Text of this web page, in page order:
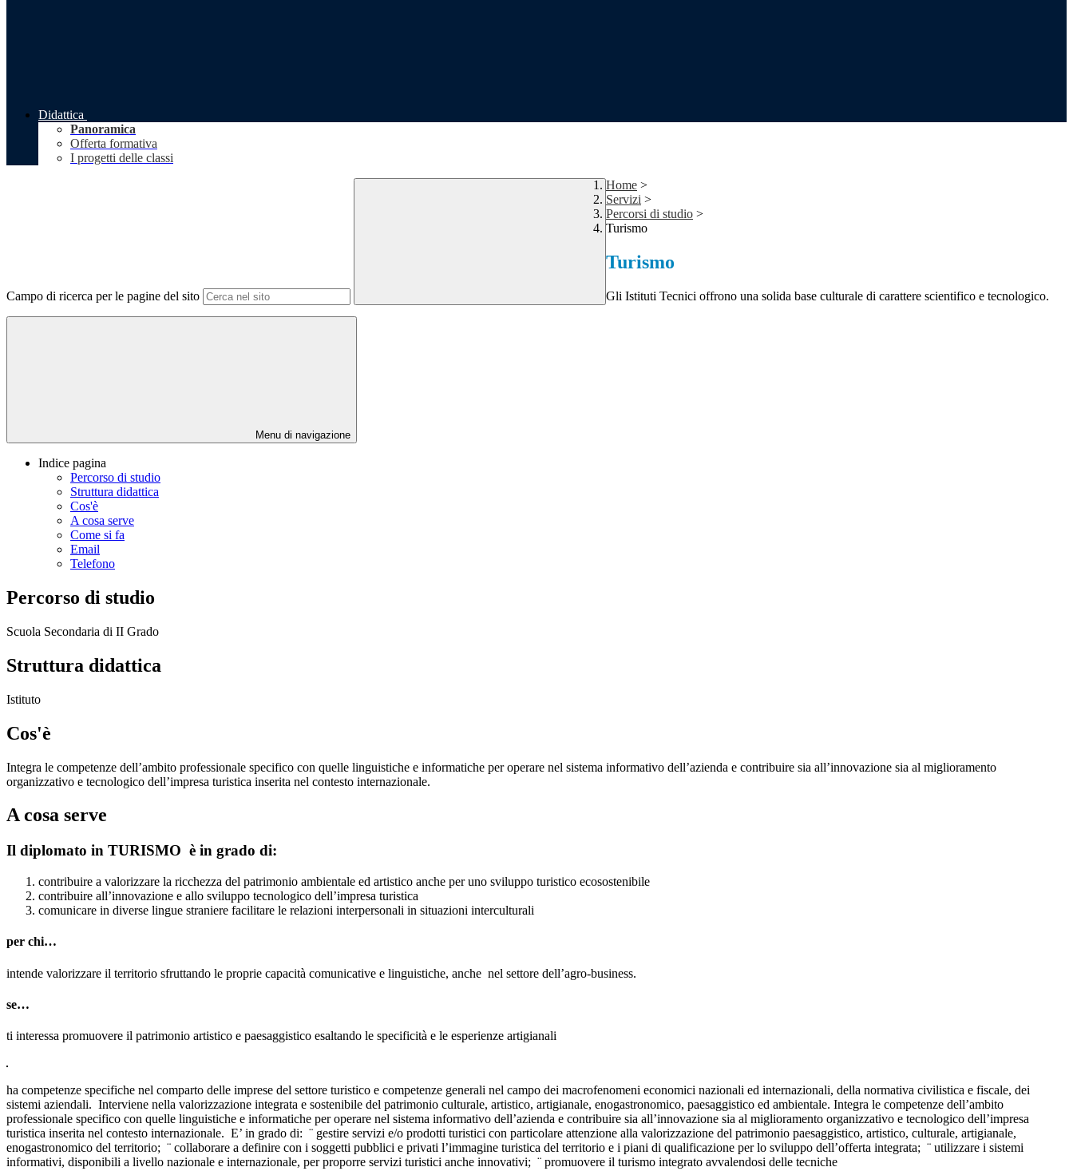
Didattica
Panoramica
Offerta formativa
I progetti delle classi
Campo di ricerca per le pagine del sito
Home >
Servizi >
Percorsi di studio >
Turismo
Turismo
Gli Istituti Tecnici offrono una solida base culturale di carattere scientifico e tecnologico.
Menu di navigazione
Indice pagina
Percorso di studio
Struttura didattica
Cos'è
A cosa serve
Come si fa
Email
Telefono
Percorso di studio
Scuola Secondaria di II Grado
Struttura didattica
Istituto
Cos'è
Integra le competenze dell’ambito professionale specifico con quelle linguistiche e informatiche per operare nel sistema informativo dell’azienda e contribuire sia all’innovazione sia al miglioramento
organizzativo e tecnologico dell’impresa turistica inserita nel contesto internazionale.
A cosa serve
Il diplomato in TURISMO è in grado di:
contribuire a valorizzare la ricchezza del patrimonio ambientale ed artistico anche per uno sviluppo turistico ecosostenibile
contribuire all’innovazione e allo sviluppo tecnologico dell’impresa turistica
comunicare in diverse lingue straniere facilitare le relazioni interpersonali in situazioni interculturali
per chi…
intende valorizzare il territorio sfruttando le proprie capacità comunicative e linguistiche, anche nel settore dell’agro-business.
se…
ti interessa promuovere il patrimonio artistico e paesaggistico esaltando le specificità e le esperienze artigianali
ha competenze specifiche nel comparto delle imprese del settore turistico e competenze generali nel campo dei macrofenomeni economici nazionali ed internazionali, della normativa civilistica e fiscale, dei
sistemi aziendali. Interviene nella valorizzazione integrata e sostenibile del patrimonio culturale, artistico, artigianale, enogastronomico, paesaggistico ed ambientale. Integra le competenze dell’ambito
professionale specifico con quelle linguistiche e informatiche per operare nel sistema informativo dell’azienda e contribuire sia all’innovazione sia al miglioramento organizzativo e tecnologico dell’impresa
turistica inserita nel contesto internazionale. E’ in grado di: ¨ gestire servizi e/o prodotti turistici con particolare attenzione alla valorizzazione del patrimonio paesaggistico, artistico, culturale, artigianale,
enogastronomico del territorio; ¨ collaborare a definire con i soggetti pubblici e privati l’immagine turistica del territorio e i piani di qualificazione per lo sviluppo dell’offerta integrata; ¨ utilizzare i sistemi
informativi, disponibili a livello nazionale e internazionale, per proporre servizi turistici anche innovativi; ¨ promuovere il turismo integrato avvalendosi delle tecniche